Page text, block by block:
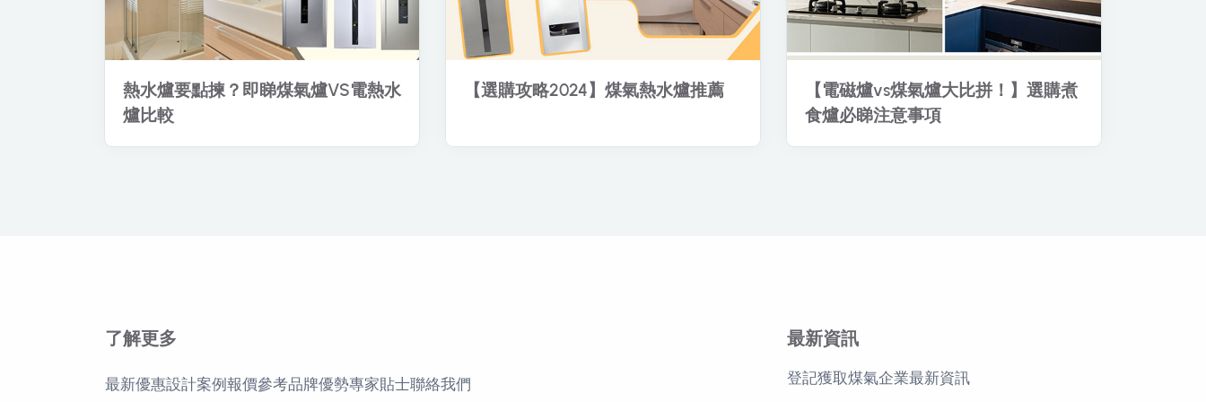
熱水爐要點揀？即睇煤氣爐VS電熱水
爐比較
【選購攻略2024】煤氣熱水爐推薦
【電磁爐vs煤氣爐大比拼！】選購煮
食爐必睇注意事項
了解更多
最新優惠設計案例 報價參考品牌優勢專家貼士聯絡我們
最新資訊
登記獲取煤氣企業最新資訊